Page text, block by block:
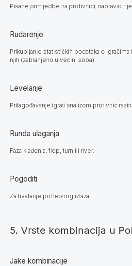
Pisane primjedbe na protivnici, napravio
Rudarenje
Prikupljanje statističkih podataka o
njih (zabranjeno u većini soba).
Levelanje
Prilagođavanje igrati analizom protivnic
Runda ulaganja
Faza klađenja: flop, turn ili river.
Pogoditi
Za hvatanje potrebnog izlaza.
5. Vrste kombinacija u
Jake kombinacije